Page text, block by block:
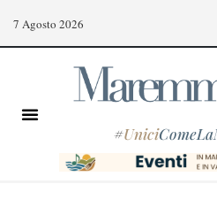
7 Agosto 2026
#Unici